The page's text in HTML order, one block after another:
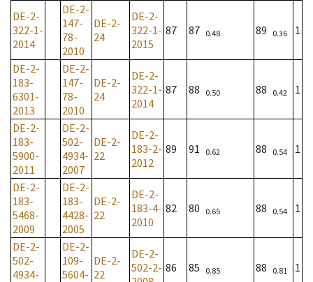
DE-2-
322-1-
2014
DE-2-
147-
78-
2010
DE-2-
24
DE-2-
322-1-
2015
87 87 0.48 89 0.36 1
DE-2-
183-
6301-
2013
DE-2-
147-
78-
2010
DE-2-
24
DE-2-
322-1-
2014
87 88 0.50 88 0.42 1
DE-2-
183-
5900-
2011
DE-2-
502-
4934-
2007
DE-2-
22
DE-2-
183-2-
2012
89 91 0.62 88 0.54 1
DE-2-
183-
5468-
2009
DE-2-
183-
4428-
2005
DE-2-
22
DE-2-
183-4-
2010
82 80 0.65 88 0.54 1
DE-2-
502-
4934-
DE-2-
109-
5604-
DE-2-
22
DE-2-
502-2- 86 85 0.85 88 0.81 1